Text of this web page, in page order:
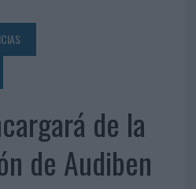
de la
de Audiben